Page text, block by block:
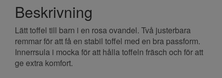
Beskrivning
Lätt toffel till barn i en rosa ovandel. Två justerbara
remmar för att få en stabil toffel med en bra passform.
Innerrsula i mocka för att hålla toffeln fräsch och för att
ge extra komfort.